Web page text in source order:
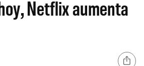
Netflix aumenta